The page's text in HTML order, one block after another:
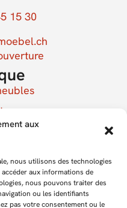
aux
nous utilisons des technologies
aux informations de
nous pouvons traiter des
ou les identifiants
pas votre consentement ou le
15 30
newsletter